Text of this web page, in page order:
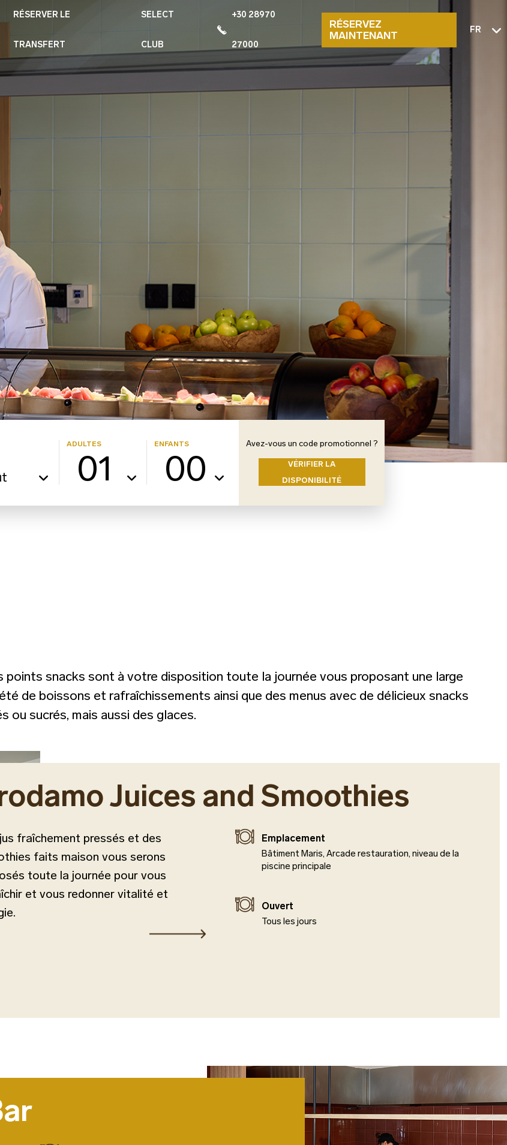
RÉSERVER LE
TRANSFERT
SELECT
CLUB
+30 28970
27000
RÉSERVEZ
MAINTENANT
FR
ADULTES
01
ENFANTS
00
Avez-vous un code promotionnel ?
VÉRIFIER LA
DISPONIBILITÉ
points snacks sont à votre disposition toute la journée vous proposant une large
de boissons et rafraîchissements ainsi que des menus avec de délicieux snacks
ou sucrés, mais aussi des glaces.
Juices and Smoothies
fraîchement pressés et des
faits maison vous serons
toute la journée pour vous
et vous redonner vitalité et
Emplacement
Bâtiment Maris, Arcade restauration, niveau de la
piscine principale
Ouvert
Tous les jours